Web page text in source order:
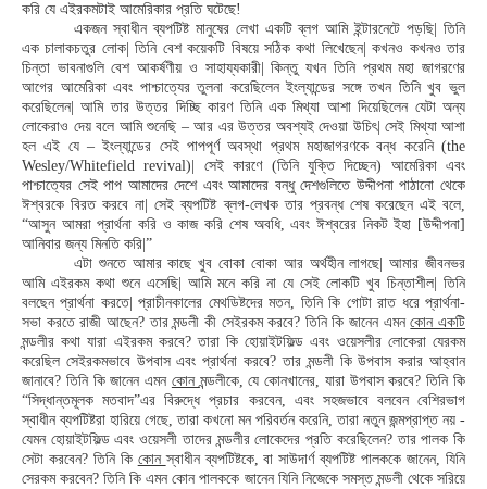
করি যে এইরকমটাই আমেরিকার প্রতি ঘটেছে!
একজন স্বাধীন ব্যপটিষ্ট মানুষের লেখা একটি ব্লগ আমি ইন্টারনেটে পড়ছি| তিনি
এক চালাকচতুর লোক| তিনি বেশ কয়েকটি বিষয়ে সঠিক কথা লিখেছেন| কখনও কখনও তার
চিন্তা ভাবনাগুলি বেশ আকর্ষণীয় ও সাহায্যকারী| কিন্তু যখন তিনি প্রথম মহা জাগরণের
আগের আমেরিকা এবং পাশ্চাত্যের তুলনা করেছিলেন ইংল্যান্ডের সঙ্গে তখন তিনি খুব ভুল
করেছিলেন| আমি তার উত্তর দিচ্ছি কারণ তিনি এক মিথ্যা আশা দিয়েছিলেন যেটা অন্য
লোকেরাও দেয় বলে আমি শুনেছি – আর এর উত্তর অবশ্যই দেওয়া উচিৎ| সেই মিথ্যা আশা
হল এই যে – ইংল্যান্ডের সেই পাপপূর্ণ অবস্থা প্রথম মহাজাগরণকে বন্ধ করেনি (the
Wesley/Whitefield revival)| সেই কারণে (তিনি যুক্তি দিচ্ছেন) আমেরিকা এবং
পাশ্চাত্যের সেই পাপ আমাদের দেশে এবং আমাদের বন্ধু দেশগুলিতে উদ্দীপনা পাঠানো থেকে
ঈশ্বরকে বিরত করবে না| সেই ব্যপটিষ্ট ব্লগ-লেখক তার প্রবন্ধ শেষ করেছেন এই বলে,
“আসুন আমরা প্রার্থনা করি ও কাজ করি শেষ অবধি, এবং ঈশ্বরের নিকট ইহা [উদ্দীপনা]
আনিবার জন্য মিনতি করি|”
এটা শুনতে আমার কাছে খুব বোকা বোকা আর অর্থহীন লাগছে| আমার জীবনভর
আমি এইরকম কথা শুনে এসেছি| আমি মনে করি না যে সেই লোকটি খুব চিন্তাশীল| তিনি
বলছেন প্রার্থনা করতে| প্রাচীনকালের মেথডিষ্টদের মতন, তিনি কি গোটা রাত ধরে প্রার্থনা-
সভা করতে রাজী আছেন? তার মন্ডলী কী সেইরকম করবে? তিনি কি জানেন এমনকোন একটি
মন্ডলীর কথা যারা এইরকম করবে? তারা কি হোয়াইটফিল্ড এবং ওয়েসলীর লোকেরা যেরকম
করেছিল সেইরকমভাবে উপবাস এবং প্রার্থনা করবে? তার মন্ডলী কি উপবাস করার আহ্বান
জানাবে? তিনি কি জানেন এমন কোনমন্ডলীকে, যে কোনখানের, যারা উপবাস করবে? তিনি কি
“সিদ্ধান্তমূলক মতবাদ”এর বিরুদ্ধে প্রচার করবেন, এবং সহজভাবে বলবেন বেশিরভাগ
স্বাধীন ব্যপটিষ্টরা হারিয়ে গেছে, তারা কখনো মন পরিবর্তন করেনি, তারা নতুন জন্মপ্রাপ্ত নয় -
যেমন হোয়াইটফিল্ড এবং ওয়েসলী তাদের মন্ডলীর লোকেদের প্রতি করেছিলেন? তার পালক কি
সেটা করবেন? তিনি কি কোনস্বাধীন ব্যপটিষ্টকে, বা সাউদার্ণ ব্যপটিষ্ট পালককে জানেন, যিনি
সেরকম করবেন? তিনি কি এমন কোন পালককে জানেন যিনি নিজেকে সমস্ত মন্ডলী থেকে সরিয়ে